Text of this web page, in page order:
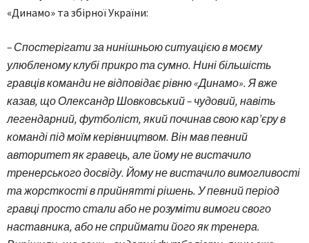
«Динамо» та збірної України:
– Спостерігати за нинішньою ситуацією в моєму
улюбленому клубі прикро та сумно. Нині більшість
гравців команди не відповідає рівню «Динамо». Я вже
казав, що Олександр Шовковський – чудовий, навіть
легендарний, футболіст, який починав свою кар’єру в
команді під моїм керівництвом. Він мав певний
авторитет як гравець, але йому не вистачило
тренерського досвіду. Йому не вистачило вимогливості
та жорсткості в прийнятті рішень. У певний період
гравці просто стали або не розуміти вимоги свого
наставника, або не сприймати його як тренера.